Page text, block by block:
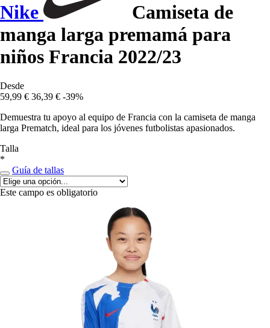
Nike
Camiseta de
manga larga premamá para
niños Francia 2022/23
Desde
59,99 € 36,39 € -39%
Demuestra tu apoyo al equipo de Francia con la camiseta de manga
larga Prematch, ideal para los jóvenes futbolistas apasionados.
Talla
*
Guía de tallas
Este campo es obligatorio